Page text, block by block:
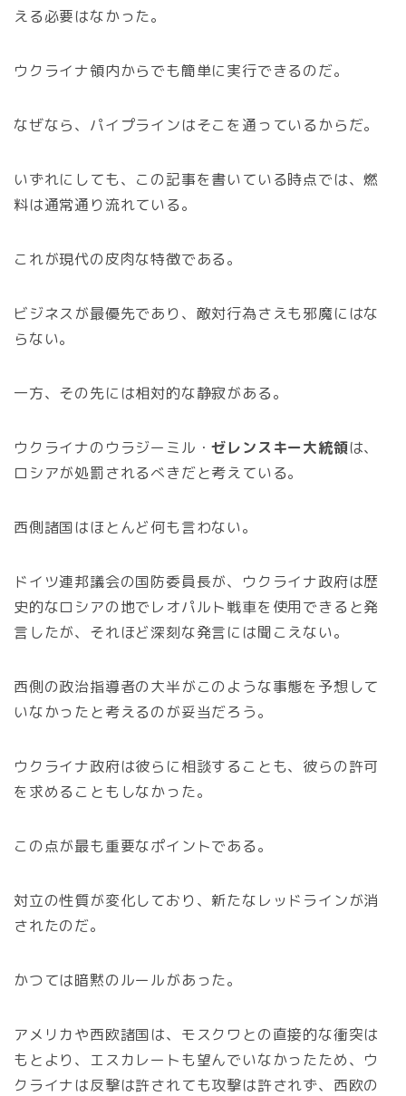
える必要はなかった。
ウクライナ領内からでも簡単に実行できるのだ。
なぜなら、パイプラインはそこを通っているからだ。
いずれにしても、この記事を書いている時点では、燃
料は通常通り流れている。
これが現代の皮肉な特徴である。
ビジネスが最優先であり、敵対行為さえも邪魔にはな
らない。
一方、その先には相対的な静寂がある。
ウクライナのウラジーミル・ゼレンスキー大統領は、
ロシアが処罰されるべきだと考えている。
西側諸国はほとんど何も言わない。
ドイツ連邦議会の国防委員長が、ウクライナ政府は歴
史的なロシアの地でレオパルト戦車を使用できると発
言したが、それほど深刻な発言には聞こえない。
西側の政治指導者の大半がこのような事態を予想して
いなかったと考えるのが妥当だろう。
ウクライナ政府は彼らに相談することも、彼らの許可
を求めることもしなかった。
この点が最も重要なポイントである。
対立の性質が変化しており、新たなレッドラインが消
されたのだ。
かつては暗黙のルールがあった。
アメリカや西欧諸国は、モスクワとの直接的な衝突は
もとより、エスカレートも望んでいなかったため、ウ
クライナは反撃は許されても攻撃は許されず、西欧の